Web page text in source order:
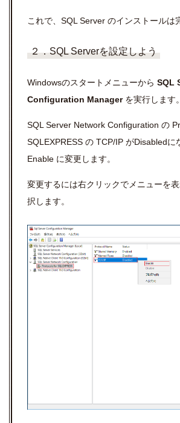
これで、SQL Server のインストールは
２．SQL Serverを設定しよう
Windowsのスタートメニューから SQL
Configuration Managerを実行します。
SQL Server Network Configuration の
SQLEXPRESS の TCP/IP がDisabledに
Enable に変更します。
変更するには右クリックでメニューを
択します。